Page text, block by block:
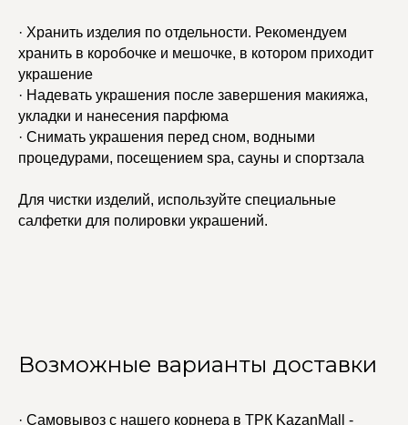
· Хранить изделия по отдельности. Рекомендуем
хранить в коробочке и мешочке, в котором приходит
украшение
· Надевать украшения после завершения макияжа,
укладки и нанесения парфюма
· Снимать украшения перед сном, водными
процедурами, посещением spa, сауны и спортзала
Для чистки изделий, используйте специальные
салфетки для полировки украшений.
Возможные варианты доставки
· Самовывоз с нашего корнера в ТРК KazanMall -